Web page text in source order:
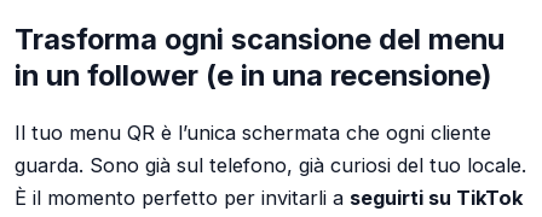
Trasforma ogni scansione del menu
in un follower (e in una recensione)
Il tuo menu QR è l’unica schermata che ogni cliente
guarda. Sono già sul telefono, già curiosi del tuo locale.
È il momento perfetto per invitarli a seguirti su TikTok